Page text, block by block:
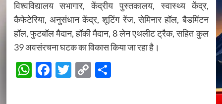
विश्वविद्यालय सभागार, केंद्रीय पुस्तकालय, स्वास्थ्य केंद्र,
कैफेटेरिया, अनुसंधान केंद्र, शूटिंग रेंज, सेमिनार हॉल, बैडमिंटन
हॉल, फुटबॉल मैदान, हॉकी मैदान, 8 लेन एथलीट ट्रैक, सहित कुल
39 अवसंरचना घटक का विकास किया जा रहा है।
WhatsApp
Facebook
Twitter
CopyShare